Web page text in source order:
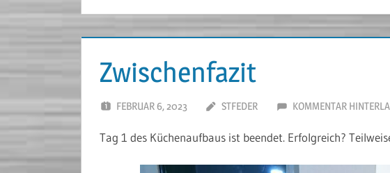
Zwischenfazit
FEBRUAR 6, 2023 STFEDER KOMMENTAR
Tag 1 des Küchenaufbaus ist beendet. Erfolgreich?